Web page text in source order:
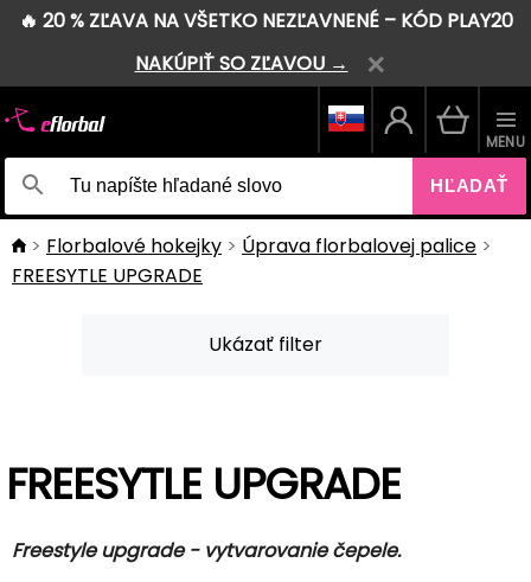
🔥 20 % ZĽAVA NA VŠETKO NEZĽAVNENÉ – KÓD PLAY20
NAKÚPIŤ SO ZĽAVOU →
HĽADAŤ
MENU
Florbalové hokejky
Úprava florbalovej palice
FREESYTLE UPGRADE
Ukázať filter
FREESYTLE UPGRADE
Freestyle upgrade - vytvarovanie čepele.